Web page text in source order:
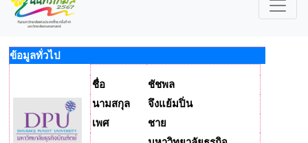
ข้อมูลทั่วไป
ชื่อ
ชัชพล
นามสกุล
จึงแย้มปิ่น
เพศ
ชาย